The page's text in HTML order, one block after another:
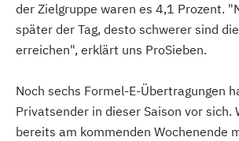
der Zielgruppe waren es 4,1 Prozent.
später der Tag, desto schwerer sind
erreichen", erklärt uns ProSieben.
Noch sechs Formel-E-Übertragungen
Privatsender in dieser Saison vor sich.
bereits am kommenden Wochenende